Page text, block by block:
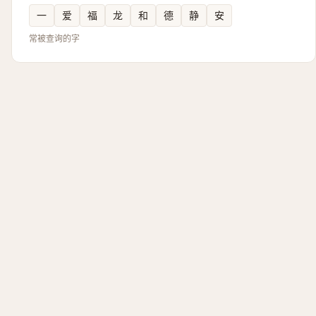
一 爱 福 龙 和 德 静 安
常被查询的字